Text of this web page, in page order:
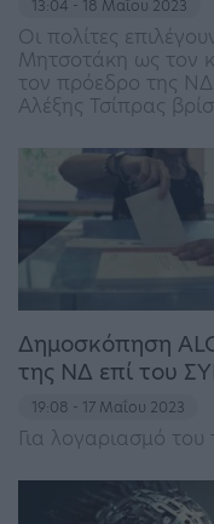
13:04 - 18 Μαΐου 2023
Οι πολίτες
Μητσοτάκη ως τον
τον πρόεδρο της
Αλέξης Τσίπρας
Δημοσκόπηση
της ΝΔ επί του
19:08 - 17 Μαΐου 2023
Για λογαριασμό